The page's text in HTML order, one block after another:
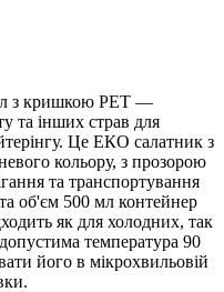
з кришкою PET —
та інших страв для
Це ЕКО салатник з
кольору, з прозорою
та транспортування
об'єм 500 мл контейнер
як для холодних, так
температура 90
його в мікрохвильовій